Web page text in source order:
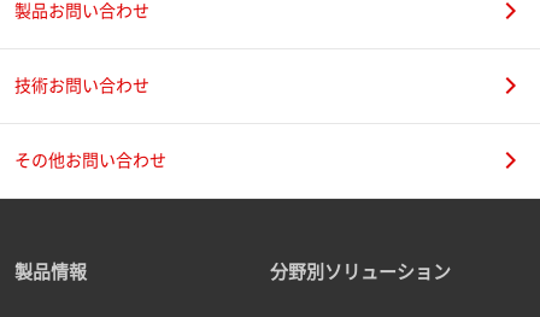
製品お問い合わせ
技術お問い合わせ
その他お問い合わせ
製品情報 分野別ソリューション